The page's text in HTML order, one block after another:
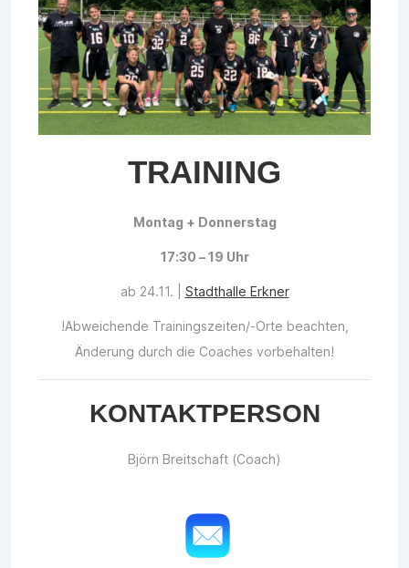
TRAINING
Montag + Donnerstag
17:30 – 19 Uhr
ab 24.11. | Stadthalle Erkner
!Abweichende Trainingszeiten/-Orte beachten,
Änderung durch die Coaches vorbehalten!
KONTAKTPERSON
Björn Breitschaft (Coach)